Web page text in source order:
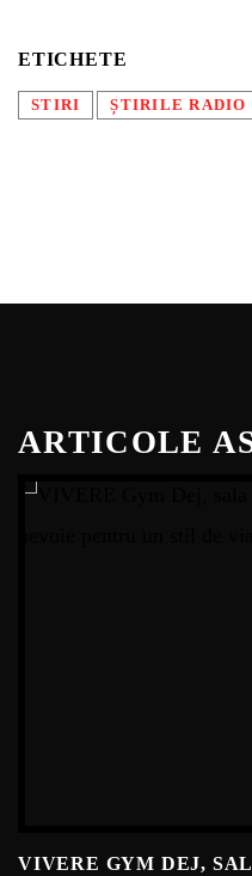
ETICHETE
STIRI ȘTIRILE RADIO
ARTICOLE
VIVERE GYM DEJ,